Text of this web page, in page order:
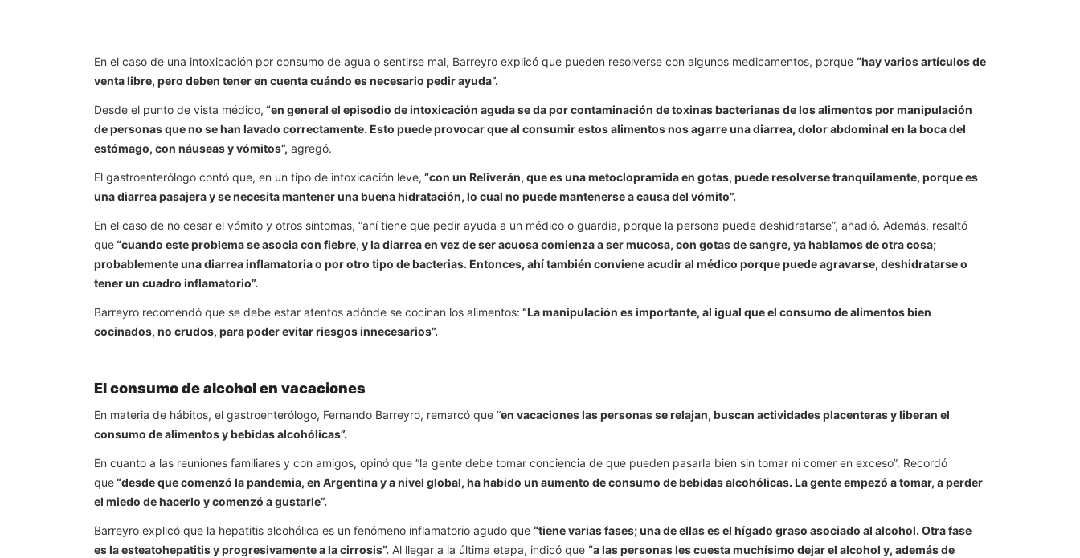
En el caso de una intoxicación por consumo de agua o sentirse mal, Barreyro explicó que pueden resolverse con algunos medicamentos, porque “hay varios artículos de
venta libre, pero deben tener en cuenta cuándo es necesario pedir ayuda”.
Desde el punto de vista médico, “en general el episodio de intoxicación aguda se da por contaminación de toxinas bacterianas de los alimentos por manipulación
de personas que no se han lavado correctamente. Esto puede provocar que al consumir estos alimentos nos agarre una diarrea, dolor abdominal en la boca del
estómago, con náuseas y vómitos”, agregó.
El gastroenterólogo contó que, en un tipo de intoxicación leve, “con un Reliverán, que es una metoclopramida en gotas, puede resolverse tranquilamente, porque es
una diarrea pasajera y se necesita mantener una buena hidratación, lo cual no puede mantenerse a causa del vómito”.
En el caso de no cesar el vómito y otros síntomas, “ahí tiene que pedir ayuda a un médico o guardia, porque la persona puede deshidratarse”, añadió. Además, resaltó
que“cuando este problema se asocia con fiebre, y la diarrea en vez de ser acuosa comienza a ser mucosa, con gotas de sangre, ya hablamos de otra cosa;
probablemente una diarrea inflamatoria o por otro tipo de bacterias. Entonces, ahí también conviene acudir al médico porque puede agravarse, deshidratarse o
tener un cuadro inflamatorio”.
Barreyro recomendó que se debe estar atentos adónde se cocinan los alimentos: “La manipulación es importante, al igual que el consumo de alimentos bien
cocinados, no crudos, para poder evitar riesgos innecesarios”.
El consumo de alcohol en vacaciones
En materia de hábitos, el gastroenterólogo, Fernando Barreyro, remarcó que “en vacaciones las personas se relajan, buscan actividades placenteras y liberan el
consumo de alimentos y bebidas alcohólicas”.
En cuanto a las reuniones familiares y con amigos, opinó que “la gente debe tomar conciencia de que pueden pasarla bien sin tomar ni comer en exceso”. Recordó
que“desde que comenzó la pandemia, en Argentina y a nivel global, ha habido un aumento de consumo de bebidas alcohólicas. La gente empezó a tomar, a perder
el miedo de hacerlo y comenzó a gustarle”.
Barreyro explicó que la hepatitis alcohólica es un fenómeno inflamatorio agudo que “tiene varias fases; una de ellas es el hígado graso asociado al alcohol. Otra fase
es la esteatohepatitis y progresivamente a la cirrosis”. Al llegar a la última etapa, indicó que “a las personas les cuesta muchísimo dejar el alcohol y, además de